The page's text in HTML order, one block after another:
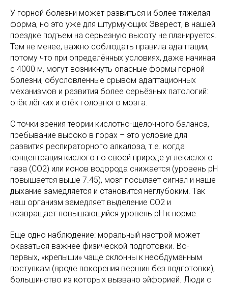
У горной болезни может развиться и более тяжелая
форма, но это уже для штурмующих Эверест, в нашей
поездке подъем на серьезную высоту не планируется.
Тем не менее, важно соблюдать правила адаптации,
потому что при определённых условиях, даже начиная
с 4000 м, могут возникнуть опасные формы горной
болезни, обусловленные срывом адаптационных
механизмов и развития более серьёзных патологий:
отёк лёгких и отёк головного мозга.
С точки зрения теории кислотно-щелочного баланса,
пребывание высоко в горах – это условие для
развития респираторного алкалоза, т.е. когда
концентрация кислого по своей природе углекислого
газа (СО2) или ионов водорода снижается (уровень pH
повышается выше 7.45), мозг посылает сигнал и наше
дыхание замедляется и становится неглубоким. Так
наш организм замедляет выделение CO2 и
возвращает повышающийся уровень pH к норме.
Еще одно наблюдение: моральный настрой может
оказаться важнее физической подготовки. Во-
первых, «крепыши» чаще склонны к необдуманным
поступкам (вроде покорения вершин без подготовки),
большинство из которых вызвано эйфорией. Люди с